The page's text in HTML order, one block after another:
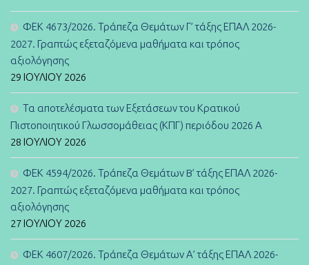
ΦΕΚ 4673/2026. Τράπεζα Θεμάτων Γ’ τάξης ΕΠΑΛ 2026-
2027. Γραπτώς εξεταζόμενα μαθήματα και τρόπος
αξιολόγησης
29 ΙΟΥΛΊΟΥ 2026
Τα αποτελέσματα των Εξετάσεων του Κρατικού
Πιστοποιητικού Γλωσσομάθειας (ΚΠΓ) περιόδου 2026 Α
28 ΙΟΥΛΊΟΥ 2026
ΦΕΚ 4594/2026. Τράπεζα Θεμάτων B’ τάξης ΕΠΑΛ 2026-
2027. Γραπτώς εξεταζόμενα μαθήματα και τρόπος
αξιολόγησης
27 ΙΟΥΛΊΟΥ 2026
ΦΕΚ 4607/2026. Τράπεζα Θεμάτων Α’ τάξης ΕΠΑΛ 2026-